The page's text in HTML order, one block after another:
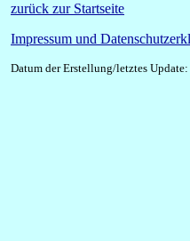
zurück zur Startseite
Impressum und
Datum der Erstellung/letztes